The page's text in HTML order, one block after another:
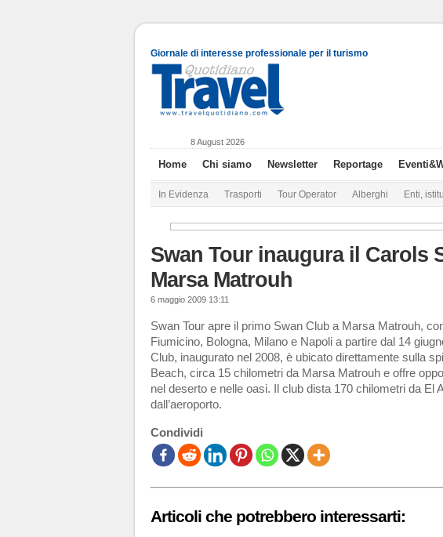
Giornale di interesse professionale per il turismo
8 August 2026
Home Chi siamo Newsletter Reportage
In Evidenza Trasporti Tour Operator Alberghi Enti,
Swan Tour inaugura il Carols
Marsa Matrouh
6 maggio 2009 13:11
Swan Tour apre il primo Swan Club a Marsa Matrouh,
Fiumicino, Bologna, Milano e Napoli a partire dal 14
Club, inaugurato nel 2008, è ubicato direttamente sulla
Beach, circa 15 chilometri da Marsa Matrouh e offre
nel deserto e nelle oasi. Il club dista 170 chilometri da El
dall’aeroporto.
Condividi
Articoli che potrebbero interessarti: